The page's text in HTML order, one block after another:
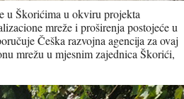
u Škorićima u okviru projekta
mreže i proširenja postojeće u
Češka razvojna agencija za ovaj
mrežu u mjesnim zajednica Škorići,